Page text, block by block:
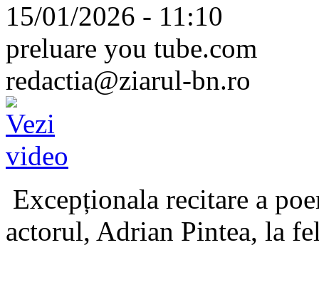
15/01/2026 - 11:10
preluare you tube.com
redactia@ziarul-bn.ro
Excepționala recitare a
actorul, Adrian Pintea, la